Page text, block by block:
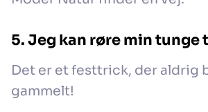
5. Jeg kan røre min
Det er et festtrick, der aldrig
gammelt!